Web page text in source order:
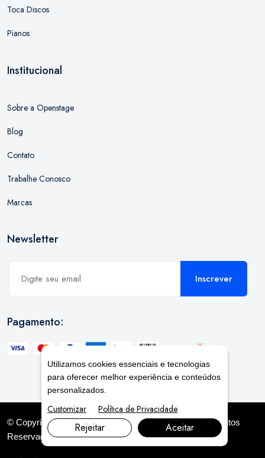
Toca Discos
Pianos
Institucional
Sobre a Openstage
Blog
Contato
Trabalhe Conosco
Marcas
Newsletter
Inscrever
Pagamento:
© Copyright 2026. DIVIAMarketing Digital. Todos os Direitos
Reservados
Utilizamos cookies essenciais e tecnologias
para oferecer melhor experiência e conteúdos
personalizados.
Customizar Política de Privacidade
Rejeitar Aceitar